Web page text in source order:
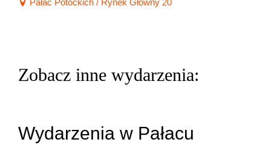
Pałac Potockich / Rynek Główny 20
Zobacz inne wydarzenia:
Wydarzenia w Pałacu